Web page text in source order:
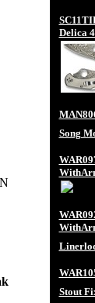
Delica
Song
Stout